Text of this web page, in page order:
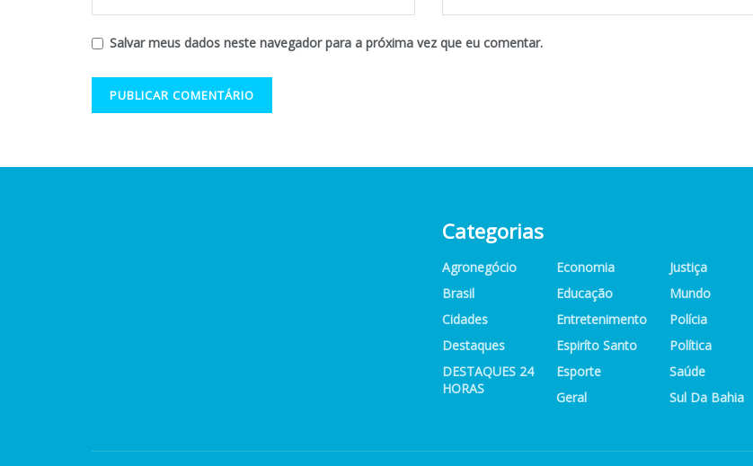
Salvar meus dados neste navegador para a próxima vez que eu comentar.
Categorias
Agronegócio
Brasil
Cidades
Destaques
DESTAQUES 24
HORAS
Economia
Educação
Entretenimento
Espiríto Santo
Esporte
Geral
Justiça
Mundo
Polícia
Política
Saúde
Sul Da Bahia